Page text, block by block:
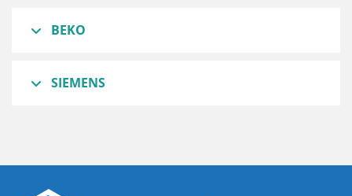
BEKO
SIEMENS